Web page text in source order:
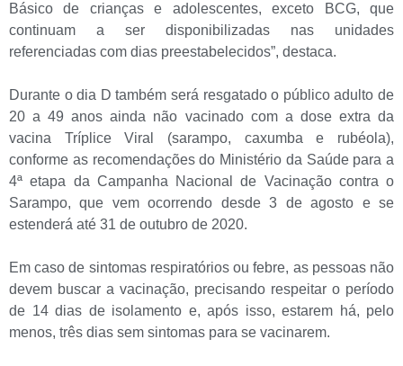
Básico de crianças e adolescentes, exceto BCG, que
continuam a ser disponibilizadas nas unidades
referenciadas com dias preestabelecidos”, destaca.
Durante o dia D também será resgatado o público adulto de
20 a 49 anos ainda não vacinado com a dose extra da
vacina Tríplice Viral (sarampo, caxumba e rubéola),
conforme as recomendações do Ministério da Saúde para a
4ª etapa da Campanha Nacional de Vacinação contra o
Sarampo, que vem ocorrendo desde 3 de agosto e se
estenderá até 31 de outubro de 2020.
Em caso de sintomas respiratórios ou febre, as pessoas não
devem buscar a vacinação, precisando respeitar o período
de 14 dias de isolamento e, após isso, estarem há, pelo
menos, três dias sem sintomas para se vacinarem.